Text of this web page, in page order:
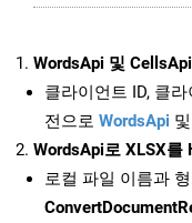
WordsApi 및
클라이언트 ID, 클
전으로 WordsApi 및
WordsApi로 XLSX를
로컬 파일 이름과